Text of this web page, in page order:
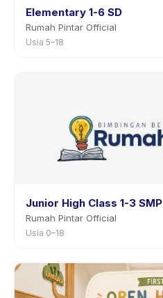
Elementary 1-6 SD
Rumah Pintar Official
Usia 5–18
Junior High Class 1-3 SMP
Rumah Pintar Official
Usia 0–18